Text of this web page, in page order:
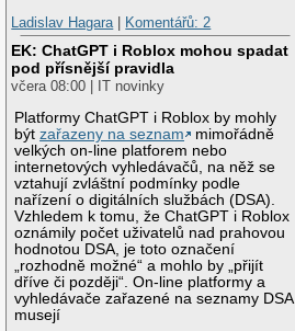
Ladislav Hagara
Komentářů: 2
EK: ChatGPT i Roblox mohou spadat
pod přísnější pravidla
včera 08:00 | IT novinky
Platformy ChatGPT i Roblox by mohly
býtzařazeny na seznam
mimořádně
velkých on-line platforem nebo
internetových vyhledávačů, na něž se
vztahují zvláštní podmínky podle
nařízení o digitálních službách (DSA).
Vzhledem k tomu, že ChatGPT i Roblox
oznámily počet uživatelů nad prahovou
hodnotou DSA, je toto označení
„rozhodně možné“ a mohlo by „přijít
dříve či později“. On-line platformy a
vyhledávače zařazené na seznamy DSA
musejí